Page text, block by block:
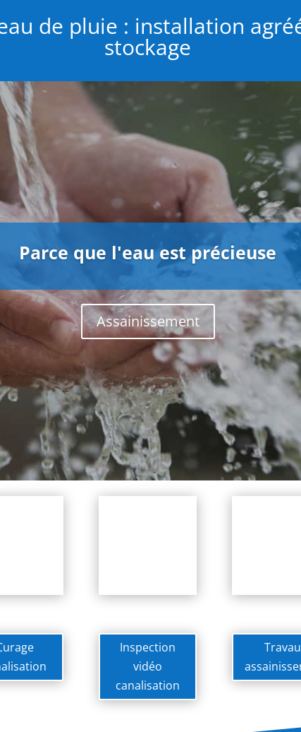
de pluie : installation
stockage
Parce que l'eau est précieuse
Assainissement
Inspection
vidéo
canalisation